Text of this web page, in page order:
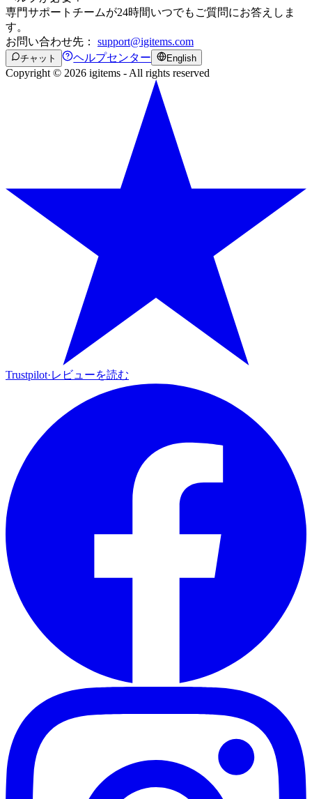
専門サポートチームが24時間いつでもご質問にお答えしま
す。
お問い合わせ先： support@igitems.com
チャット ヘルプセンター English
Copyright © 2026 igitems - All rights reserved
Trustpilot· レビューを読む